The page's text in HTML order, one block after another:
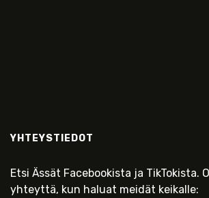
YHTEYSTIEDOT
Etsi Ässät Facebookista ja TikTokista.
yhteyttä, kun haluat meidät keikalle: